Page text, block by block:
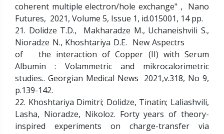
coherent multiple electron/hole exchange" , Nano
Futures, 2021, Volume 5, Issue 1, id.015001, 14 pp.
21. Dolidze T.D., Makharadze M., Uchaneishvili S.,
Nioradze N., Khoshtariya D.E. New Aspectrs
of the interaction of Copper (II) with Serum
Albumin : Volammetric and mikrocalorimetric
studies.. Georgian Medical News 2021,v.318, No 9,
p.139-142.
22. Khoshtariya Dimitri; Dolidze, Tinatin; Laliashvili,
Lasha, Nioradze, Nikoloz. Forty years of theory-
inspired experiments on charge-transfer via